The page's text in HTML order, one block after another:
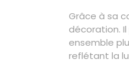
Grâce à sa
décoration.
ensemble
reflétant la